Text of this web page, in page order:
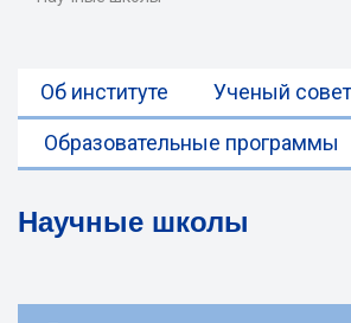
Об институте Ученый совет
Образовательные программы
Научные школы